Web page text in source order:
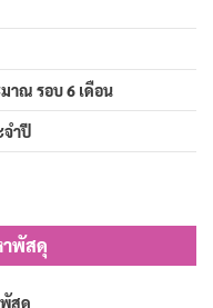
าณ รอบ 6 เดือน
จำปี
าพัสดุ
สดุ